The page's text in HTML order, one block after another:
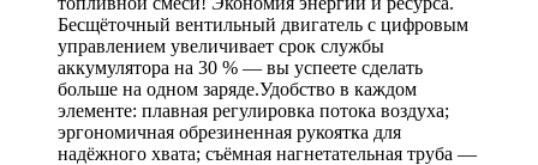
Бесщёточный вентильный двигатель с цифровым
управлением увеличивает срок службы
аккумулятора на 30 % — вы успеете сделать
больше на одном заряде.Удобство в каждом
элементе: плавная регулировка потока воздуха;
эргономичная обрезиненная рукоятка для
надёжного хвата; съёмная нагнетательная труба —